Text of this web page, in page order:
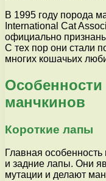
В 1995 году порода
International Cat
официально
С тех пор они стали
многих кошачьих
манчкинов
Короткие лапы
Главная
и задние лапы. Они
мутации и делают